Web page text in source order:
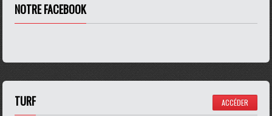
NOTRE FACEBOOK
TURF ACCÉDER